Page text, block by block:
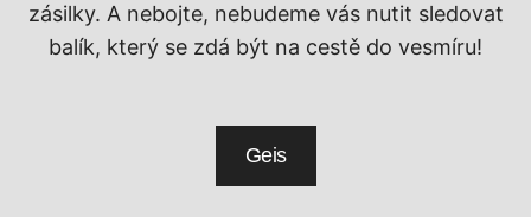
zásilky. A nebojte, nebudeme vás nutit sledovat
balík, který se zdá být na cestě do vesmíru!
Geis